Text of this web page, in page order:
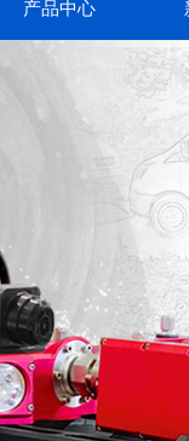
产品中心